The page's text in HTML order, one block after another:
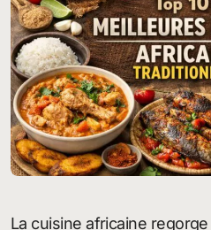
La cuisine africaine regorge de saveurs intenses,